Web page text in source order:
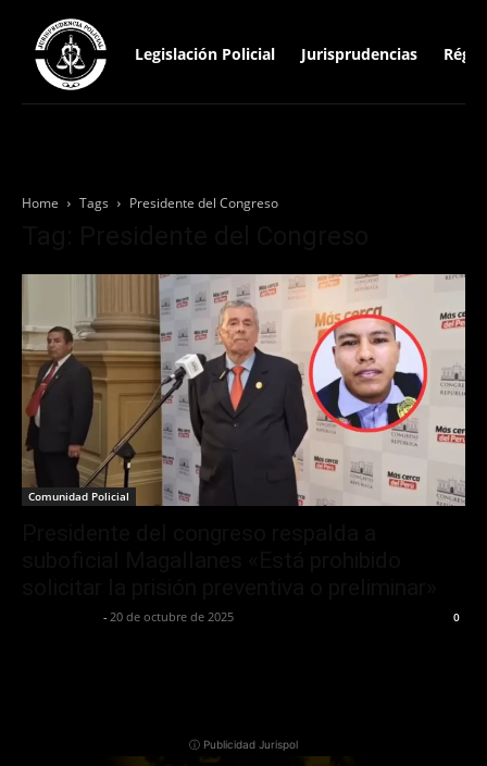
Legislación Policial Jurisprudencias
Home Tags Presidente del Congreso
Comunidad Policial
- 20 de octubre de 2025 0
ⓘ Publicidad Jurispol